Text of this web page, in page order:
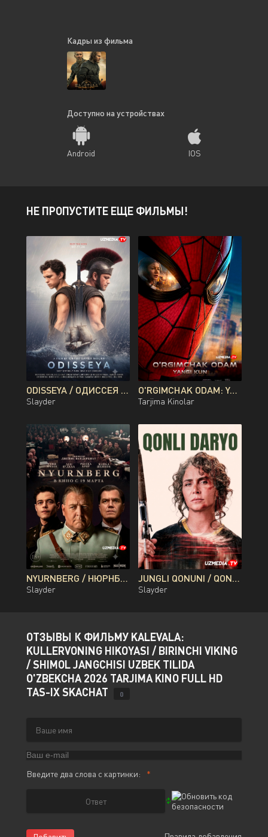
Кадры из фильма
Доступно на устройствах
Android IOS
НЕ ПРОПУСТИТЕ ЕЩЕ ФИЛЬМЫ!
ODISSEYA / ОДИССЕЯ PREMYERA KRISTOFER NOLAN FILMI UZBEK TILIDA O'ZBEKCHA 2026 TARJIMA KINO FULL HD TAS-IX SKACHAT
Slayder
O'RGIMCHAK ODAM: YANGI KUN PREMYERA UZBEK TILIDA O'ZBEKCHA 2026 TARJIMA KINO FULL HD TAS-IX SKACHAT
Tarjima Kinolar
NYURNBERG / НЮРНБЕРГ / NUREMBERG PREMYERA UZBEK TILIDA O'ZBEKCHA 2026 TARJIMA KINO FULL HD TAS-IX SKACHAT
Slayder
JUNGLI QONUNI / QONLI DARYO / QON DARYOSI BRAZILIYA FILMI UZBEK TILIDA O'ZBEKCHA 2026 TARJIMA KINO FULL HD TAS-IX SKACHAT
Slayder
ОТЗЫВЫ К ФИЛЬМУ KALEVALA:
KULLERVONING HIKOYASI / BIRINCHI VIKING
/ SHIMOL JANGCHISI UZBEK TILIDA
O'ZBEKCHA 2026 TARJIMA KINO FULL HD
TAS-IX SKACHAT
0
Введите два слова с картинки: